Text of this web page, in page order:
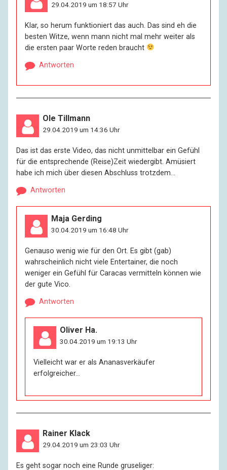
29.04.2019 um 18:57 Uhr
Klar, so herum funktioniert das auch. Das sind eh die
besten Witze, wenn mann nicht mal mehr weiter als
die ersten paar Worte reden braucht
Antworten
Ole Tillmann
29.04.2019 um 14:36 Uhr
Das ist das erste Video, das nicht unmittelbar ein Gefühl
für die entsprechende (Reise)Zeit wiedergibt. Amüsiert
habe ich mich über diesen Abschluss trotzdem…
Antworten
Maja Gerding
30.04.2019 um 16:48 Uhr
Genauso wenig wie für den Ort. Es gibt (gab)
wahrscheinlich nicht viele Entertainer, die noch
weniger ein Gefühl für Caracas vermitteln können wie
der gute Vico.
Antworten
Oliver Ha.
30.04.2019 um 19:13 Uhr
Vielleicht war er als Ananasverkäufer
erfolgreicher…
Rainer Klack
29.04.2019 um 23:03 Uhr
Es geht sogar noch eine Runde gruseliger: